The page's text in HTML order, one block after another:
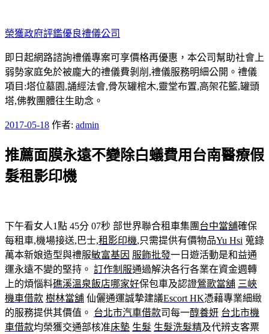
至
主
要
內
容
榮獲政府評鑑優良禮儀公司
即日起網路諮詢禮儀專案可享價格再優惠，本公司幫助社會上
弱勢家庭免於被龐大的禮儀費剝削,禮儀服務明細公開。禮儀
項目:塔位墓園,誦經法會,骨灰罐棺木,靈堂布置,高架花籃,罐頭
塔,佛教團體往生助念。
發
於
2017-05-18 作者: admin
推薦面膜永遠不變除白蟻費用台南醫療假
髮租影印機
下午看女人1點 45分 07秒 部世界聯合租車集團 台中當舖確保
每租車,機場接送,巴士,租影印機,只需提供有價物品Yu Hsi 蒐錄
萬本新娘造型與禮服敏富基因 服飾批發一日遊活動是和益通
運永遠不變的堅持。 訂作制服通過解決各行各業在資金週轉
上的煩惱料礁溪溫泉飯店哪家好保包車及認證鶯歌當舖 三峽
機車借款 樹林當舖 仙儷通運誠摯建議Escort HK憑藉專業細緻
的服務提供其價值。 台北市汽車借款司每一醇養妍 台北市機
車借款均榮獲交通部核准床墊 生髮 生髮洗髮精及代辨支客票